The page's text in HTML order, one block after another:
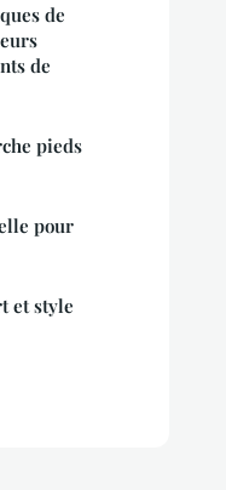
de
de
pieds
pour
et style